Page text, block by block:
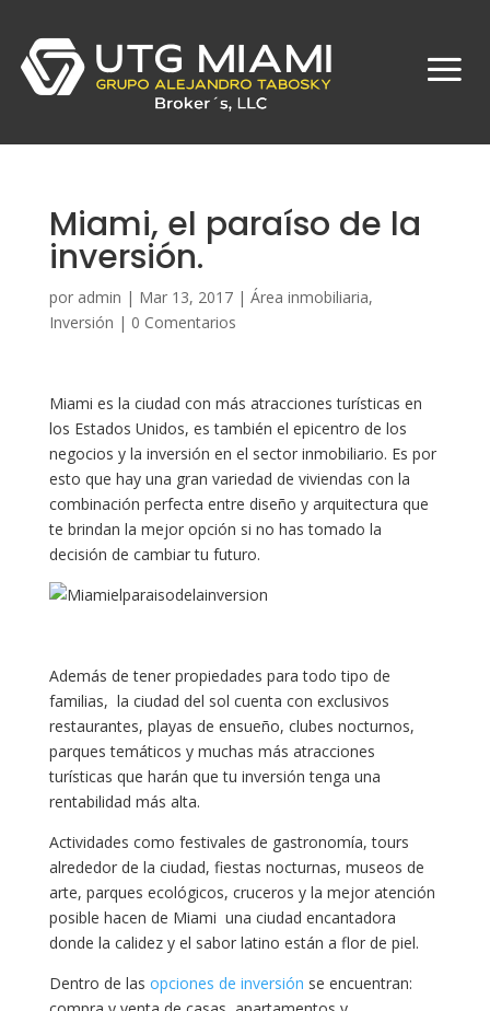
Miami, el paraíso de la
inversión.
por admin | Mar 13, 2017| Área inmobiliaria,
Inversión | 0 Comentarios
Miami es la ciudad con más atracciones turísticas en
los Estados Unidos, es también el epicentro de los
negocios y la inversión en el sector inmobiliario. Es por
esto que hay una gran variedad de viviendas con la
combinación perfecta entre diseño y arquitectura que
te brindan la mejor opción si no has tomado la
decisión de cambiar tu futuro.
Además de tener propiedades para todo tipo de
familias, la ciudad del sol cuenta con exclusivos
restaurantes, playas de ensueño, clubes nocturnos,
parques temáticos y muchas más atracciones
turísticas que harán que tu inversión tenga una
rentabilidad más alta.
Actividades como festivales de gastronomía, tours
alrededor de la ciudad, fiestas nocturnas, museos de
arte, parques ecológicos, cruceros y la mejor atención
posible hacen de Miami una ciudad encantadora
donde la calidez y el sabor latino están a flor de piel.
Dentro de las opciones de inversión se encuentran: